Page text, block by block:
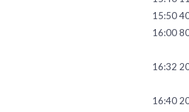
15:50
16:00
16:32
16:40